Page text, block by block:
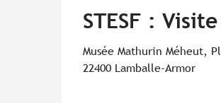
STESF :
Musée Mathurin Méheut,
22400 Lamballe-Armor